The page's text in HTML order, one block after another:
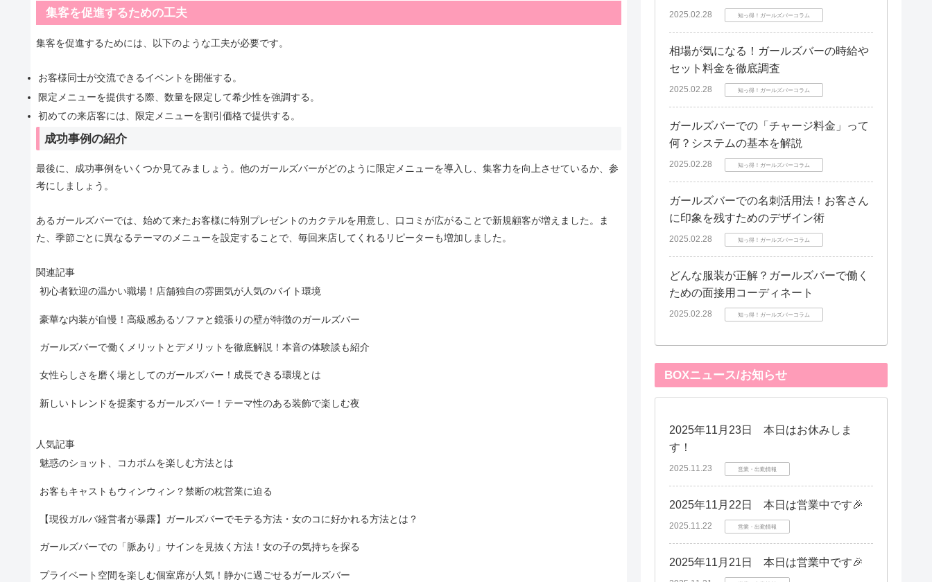
集客を促進するための工夫
集客を促進するためには、以下のような工夫が必要です。
お客様同士が交流できるイベントを開催する。
限定メニューを提供する際、数量を限定して希少性を強調する。
初めての来店客には、限定メニューを割引価格で提供する。
成功事例の紹介
最後に、成功事例をいくつか見てみましょう。他のガールズバーがどのように限定メニューを導入し、集客力を向上させているか、参
考にしましょう。
あるガールズバーでは、始めて来たお客様に特別プレゼントのカクテルを用意し、口コミが広がることで新規顧客が増えました。ま
た、季節ごとに異なるテーマのメニューを設定することで、毎回来店してくれるリピーターも増加しました。
関連記事
初心者歓迎の温かい職場！店舗独自の雰囲気が人気のバイト環境
豪華な内装が自慢！高級感あるソファと鏡張りの壁が特徴のガールズバー
ガールズバーで働くメリットとデメリットを徹底解説！本音の体験談も紹介
女性らしさを磨く場としてのガールズバー！成長できる環境とは
新しいトレンドを提案するガールズバー！テーマ性のある装飾で楽しむ夜
人気記事
魅惑のショット、コカボムを楽しむ方法とは
お客もキャストもウィンウィン？禁断の枕営業に迫る
【現役ガルバ経営者が暴露】ガールズバーでモテる方法・女のコに好かれる方法とは？
ガールズバーでの「脈あり」サインを見抜く方法！女の子の気持ちを探る
プライベート空間を楽しむ個室席が人気！静かに過ごせるガールズバー
2025.02.28 知っ得！ガールズバーコラム
相場が気になる！ガールズバーの時給や
セット料金を徹底調査
2025.02.28 知っ得！ガールズバーコラム
ガールズバーでの「チャージ料金」って
何？システムの基本を解説
2025.02.28 知っ得！ガールズバーコラム
ガールズバーでの名刺活用法！お客さん
に印象を残すためのデザイン術
2025.02.28 知っ得！ガールズバーコラム
どんな服装が正解？ガールズバーで働く
ための面接用コーディネート
2025.02.28 知っ得！ガールズバーコラム
BOXニュース/お知らせ
2025年11月23日 本日はお休みしま
す！
2025.11.23 営業・出勤情報
2025年11月22日 本日は営業中です🎉
2025.11.22 営業・出勤情報
2025年11月21日 本日は営業中です🎉